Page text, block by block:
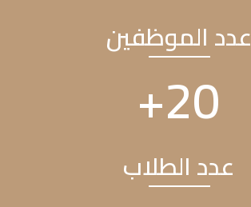
عدد الموظفين
23
+
عدد الطلاب